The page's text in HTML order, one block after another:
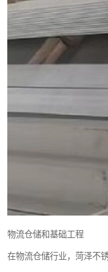
物流仓储和基础工程
在物流仓储行业，菏泽不